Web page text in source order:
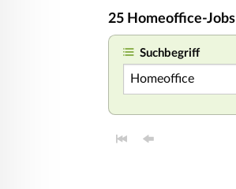
25 Homeoffice-Jobs
Suchbegriff